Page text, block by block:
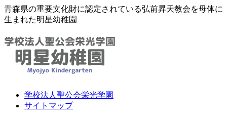
青森県の重要文化財に認定されている弘前昇天教会を母体に
生まれた明星幼稚園
学校法人聖公会栄光学園
サイトマップ